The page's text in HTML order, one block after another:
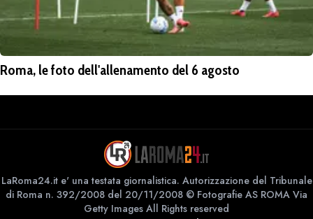
Roma, le foto dell'allenamento del 6 agosto
LaRoma24.it e' una testata giornalistica. Autorizzazione del Tribunale
di Roma n. 392/2008 del 20/11/2008 © Fotografie AS ROMA Via
Getty Images All Rights reserved